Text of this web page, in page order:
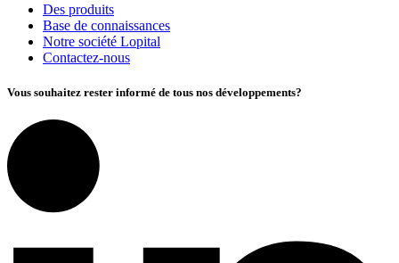
Des produits
Base de connaissances
Notre société Lopital
Contactez-nous
Vous souhaitez rester informé de tous nos développements?